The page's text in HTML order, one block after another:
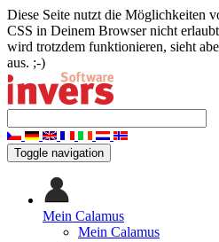
Diese Seite nutzt die Möglichkeiten
CSS in Deinem Browser nicht
wird trotzdem funktionieren, sieht
aus. ;-)
Toggle navigation
Mein Calamus
Mein Calamus